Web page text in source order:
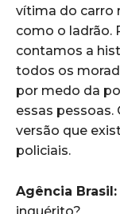
vítima do carro
como o ladrão.
contamos a
todos os
por medo da
essas pessoas.
versão que
policiais.
Agência Brasil: